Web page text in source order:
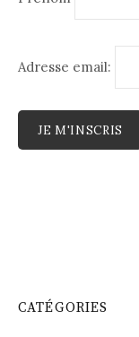
Adresse email:
CATÉGORIES